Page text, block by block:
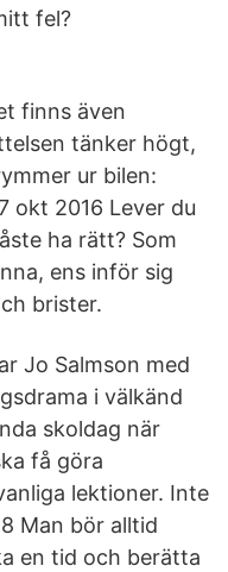
fel?
finns även
tänker högt,
ur bilen:
okt 2016 Lever du
ha rätt? Som
ens inför sig
brister.
Jo Salmson med
i välkänd
skoldag när
få göra
lektioner. Inte
Man bör alltid
en tid och berätta